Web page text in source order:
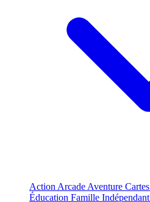
Action Arcade Aventure Cartes
Éducation Famille Indépendant